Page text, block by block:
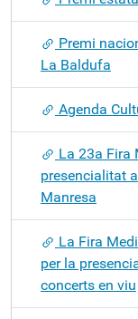
Premi
La Baldufa
Agenda
La 23a Fira
presencialitat
Manresa
La Fira
per la
concerts en viu